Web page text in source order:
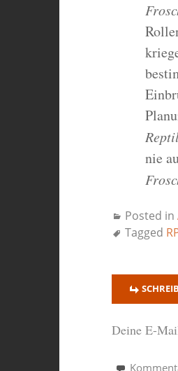
nie
Posted in
Tagged
Deine E-